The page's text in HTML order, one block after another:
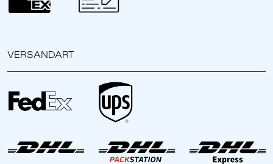
VERSANDART